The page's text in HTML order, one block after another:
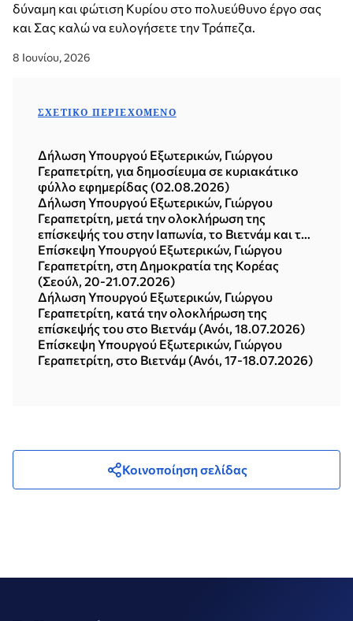
δύναμη και φώτιση Κυρίου στο πολυεύθυνο έργο σας
και Σας καλώ να ευλογήσετε την Τράπεζα.
8 Ιουνίου, 2026
ΣΧΕΤΙΚΌ ΠΕΡΙΕΧΌΜΕΝΟ
Δήλωση Υπουργού Εξωτερικών, Γιώργου
Γεραπετρίτη, για δημοσίευμα σε κυριακάτικο
φύλλο εφημερίδας (02.08.2026)
Δήλωση Υπουργού Εξωτερικών, Γιώργου
Γεραπετρίτη, μετά την ολοκλήρωση της
επίσκεψής του στην Ιαπωνία, το Βιετνάμ και τη
Δημοκρατία της Κορέας (Σεούλ, 21.07.2026)
Επίσκεψη Υπουργού Εξωτερικών, Γιώργου
Γεραπετρίτη, στη Δημοκρατία της Κορέας
(Σεούλ, 20-21.07.2026)
Δήλωση Υπουργού Εξωτερικών, Γιώργου
Γεραπετρίτη, κατά την ολοκλήρωση της
επίσκεψής του στο Βιετνάμ (Ανόι, 18.07.2026)
Επίσκεψη Υπουργού Εξωτερικών, Γιώργου
Γεραπετρίτη, στο Βιετνάμ (Ανόι, 17-18.07.2026)
Κοινοποίηση σελίδας